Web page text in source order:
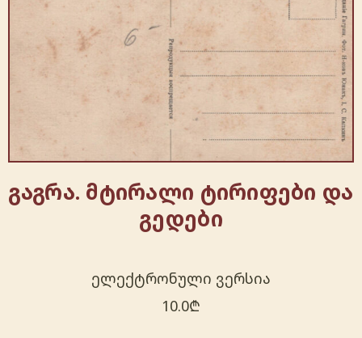
გაგრა. მტირალი ტირიფები და
გედები
ელექტრონული ვერსია
10.0₾